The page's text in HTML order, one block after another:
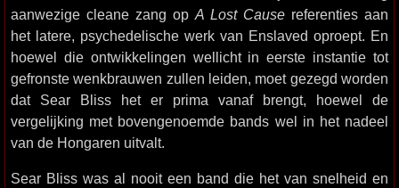
aanwezige cleane zang op A Lost Cause referenties aan
het latere, psychedelische werk van Enslaved oproept. En
hoewel die ontwikkelingen wellicht in eerste instantie tot
gefronste wenkbrauwen zullen leiden, moet gezegd worden
dat Sear Bliss het er prima vanaf brengt, hoewel de
vergelijking met bovengenoemde bands wel in het nadeel
van de Hongaren uitvalt.
Sear Bliss was al nooit een band die het van snelheid en